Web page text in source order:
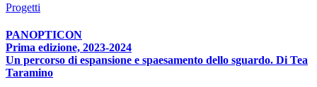
Progetti
PANOPTICON
Prima edizione, 2023-2024
Un percorso di espansione e spaesamento dello sguardo. Di Tea
Taramino